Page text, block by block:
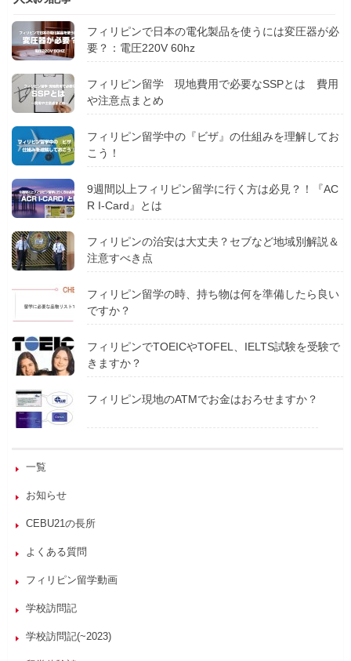
フィリピンで日本の電化製品を使うには変圧器が必
要？：電圧220V 60hz
フィリピン留学 現地費用で必要なSSPとは 費用
や注意点まとめ
フィリピン留学中の『ビザ』の仕組みを理解してお
こう！
9週間以上フィリピン留学に行く方は必見？！『AC
R I-Card』とは
フィリピンの治安は大丈夫？セブなど地域別解説＆
注意すべき点
フィリピン留学の時、持ち物は何を準備したら良い
ですか？
フィリピンでTOEICやTOFEL、IELTS試験を受験で
きますか？
フィリピン現地のATMでお金はおろせますか？
一覧
お知らせ
CEBU21の長所
よくある質問
フィリピン留学動画
学校訪問記
学校訪問記(~2023)